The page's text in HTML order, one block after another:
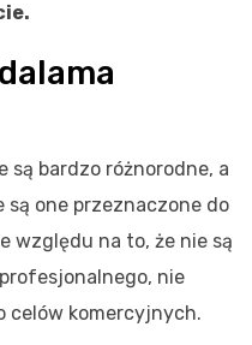
są bardzo różnorodne, a
są one przeznaczone do
względu na to, że nie są
nie
celów komercyjnych.